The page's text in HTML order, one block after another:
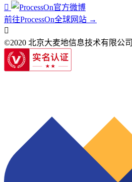

前往ProcessOn全球网站 →

©2020 北京大麦地信息技术有限公司